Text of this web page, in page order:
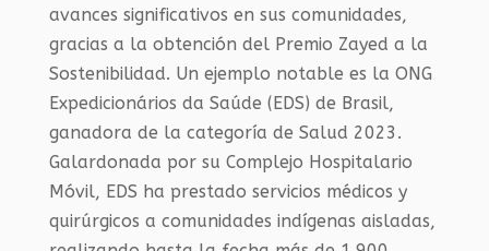
avances significativos en sus comunidades,
gracias a la obtención del Premio Zayed a la
Sostenibilidad. Un ejemplo notable es la ONG
Expedicionários da Saúde (EDS) de Brasil,
ganadora de la categoría de Salud 2023.
Galardonada por su Complejo Hospitalario
Móvil, EDS ha prestado servicios médicos y
quirúrgicos a comunidades indígenas aisladas,